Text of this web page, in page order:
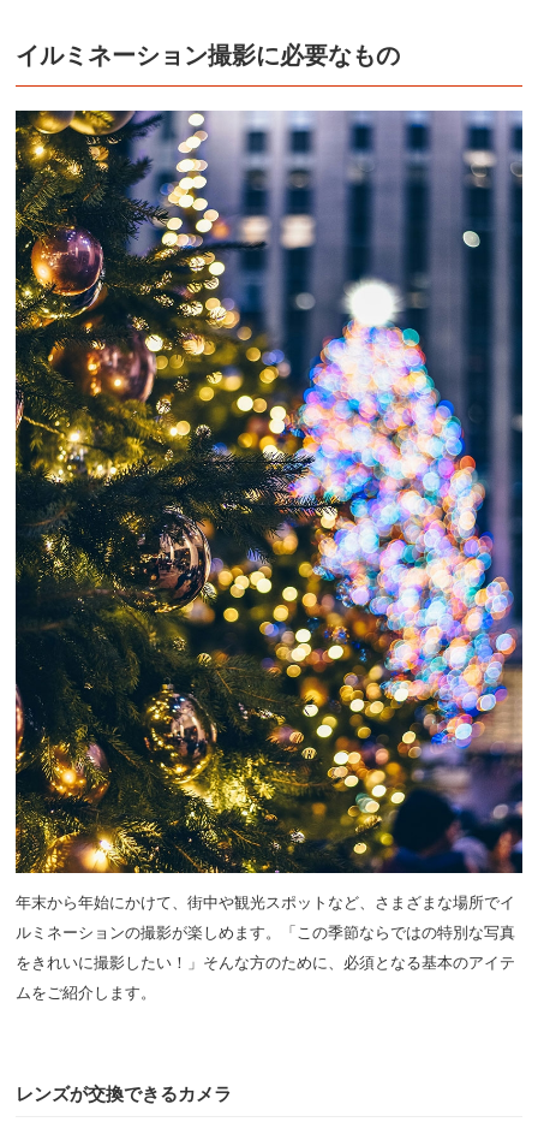
イルミネーション撮影に必要なもの
年末から年始にかけて、街中や観光スポットなど、さまざまな場所でイ
ルミネーションの撮影が楽しめます。「この季節ならではの特別な写真
をきれいに撮影したい！」そんな方のために、必須となる基本のアイテ
ムをご紹介します。
レンズが交換できるカメラ